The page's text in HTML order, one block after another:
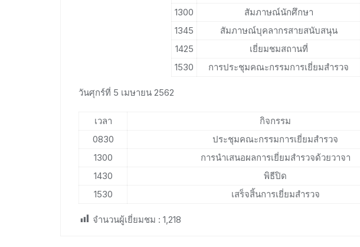
1300
สัมภาษณ์นักศึกษา
1345
สัมภาษณ์บุคลากรสายสนับสนุน
1425
เยี่ยมชมสถานที่
1530
การประชุมคณะกรรมการเยี่ยมสำรวจ
วันศุกร์ที่ 5 เมษายน 2562
เวลา กิจกรรม
0830
ประชุมคณะกรรมการเยี่ยมสำรวจ
1300
การนำเสนอผลการเยี่ยมสำรวจด้วยวาจา
1430
พิธีปิด
1530
เสร็จสิ้นการเยี่ยมสำรวจ
จำนวนผู้เยี่ยมชม : 1,218